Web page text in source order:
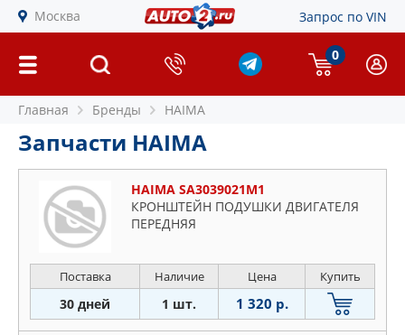
Москва Запрос по VIN
0
Главная Бренды HAIMA
Запчасти HAIMA
HAIMA SA3039021M1
КРОНШТЕЙН ПОДУШКИ ДВИГАТЕЛЯ
ПЕРЕДНЯЯ
Поставка Наличие Цена Купить
30 дней 1 шт. 1 320 р.